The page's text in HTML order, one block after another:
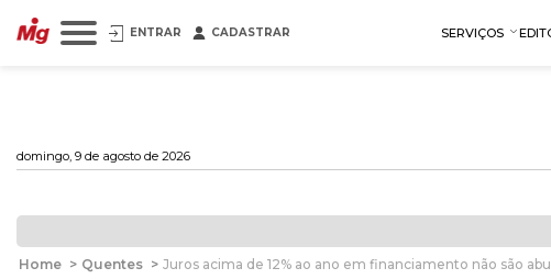
ENTRAR CADASTRAR SERVIÇOS
domingo, 9 de agosto de 2026
Home > Quentes > Juros acima de 12% ao ano em financiamento não são